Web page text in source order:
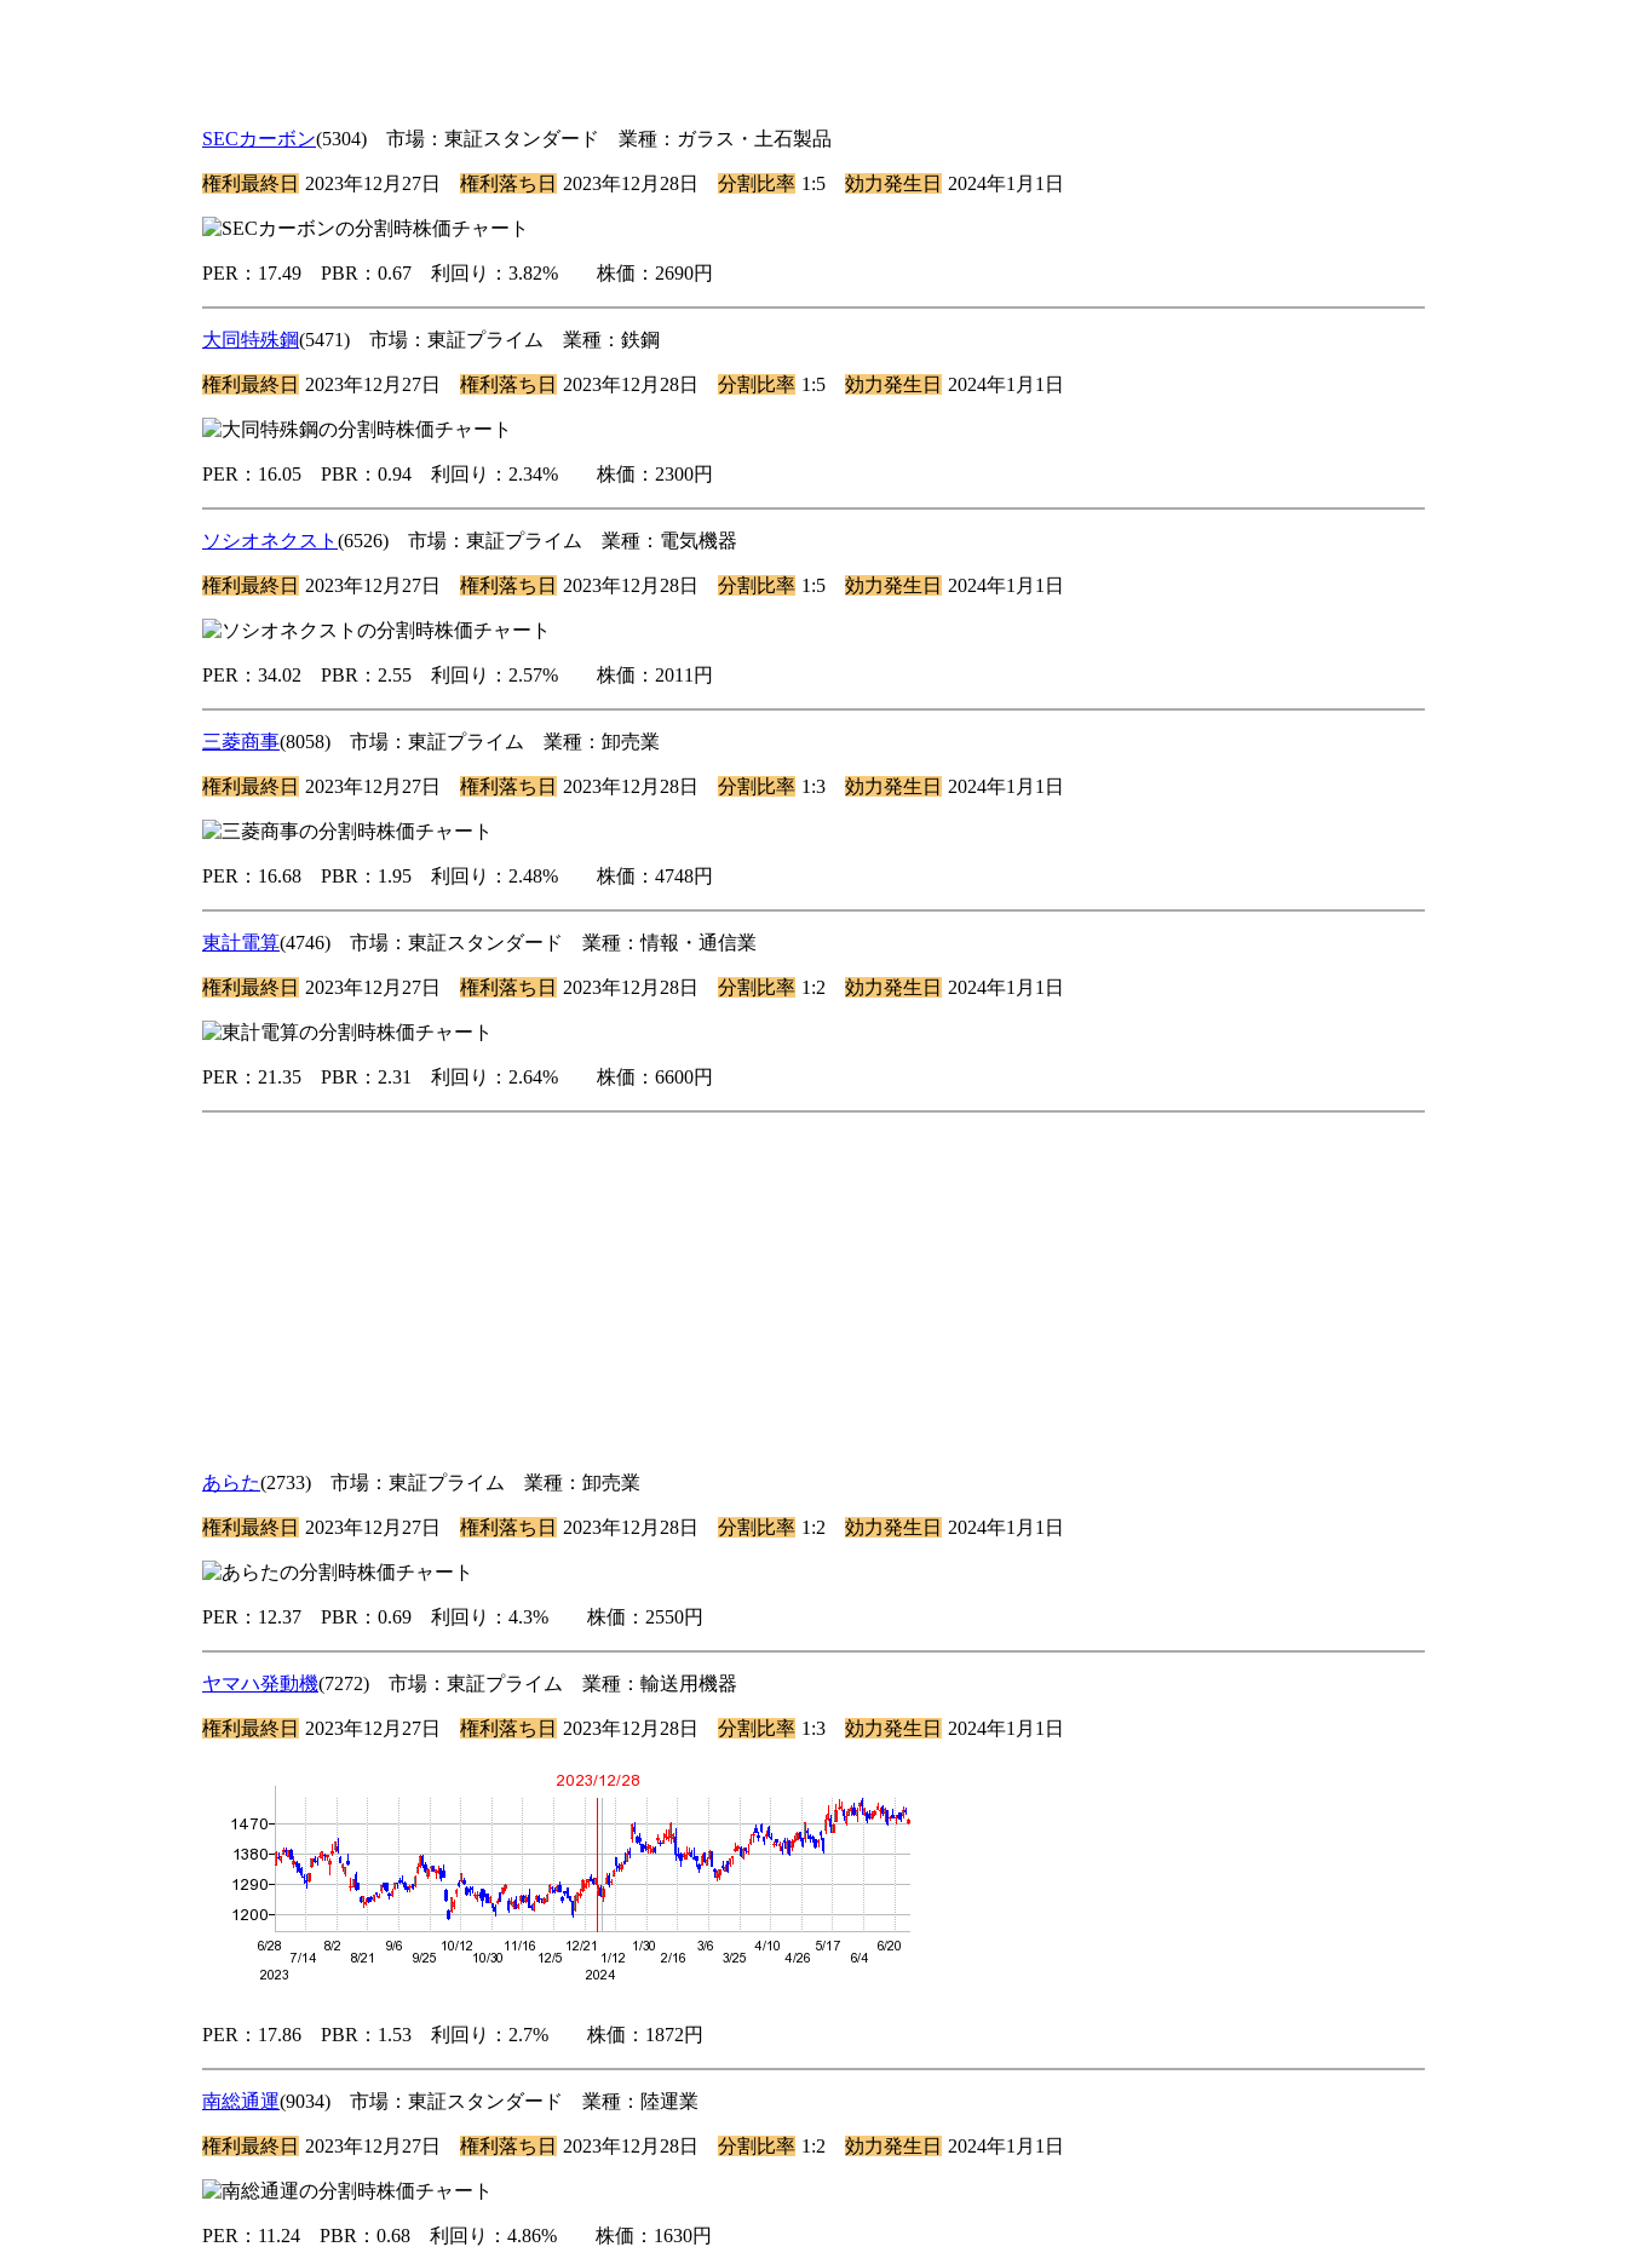
SECカーボン(5304) 市場：東証スタンダード 業種：ガラス・土石製品
権利最終日 2023年12月27日 権利落ち日 2023年12月28日 分割比率 1:5 効力発生日 2024年1月1日
PER：17.49 PBR：0.67 利回り：3.82% 株価：2690円
大同特殊鋼(5471) 市場：東証プライム 業種：鉄鋼
権利最終日 2023年12月27日 権利落ち日 2023年12月28日 分割比率 1:5 効力発生日 2024年1月1日
PER：16.05 PBR：0.94 利回り：2.34% 株価：2300円
ソシオネクスト (6526) 市場：東証プライム 業種：電気機器
権利最終日 2023年12月27日 権利落ち日 2023年12月28日 分割比率 1:5 効力発生日 2024年1月1日
PER：34.02 PBR：2.55 利回り：2.57% 株価：2011円
三菱商事(8058) 市場：東証プライム 業種：卸売業
権利最終日 2023年12月27日 権利落ち日 2023年12月28日 分割比率 1:3 効力発生日 2024年1月1日
PER：16.68 PBR：1.95 利回り：2.48% 株価：4748円
東計電算(4746) 市場：東証スタンダード 業種：情報・通信業
権利最終日 2023年12月27日 権利落ち日 2023年12月28日 分割比率 1:2 効力発生日 2024年1月1日
PER：21.35 PBR：2.31 利回り：2.64% 株価：6600円
あらた(2733) 市場：東証プライム 業種：卸売業
権利最終日 2023年12月27日 権利落ち日 2023年12月28日 分割比率 1:2 効力発生日 2024年1月1日
PER：12.37 PBR：0.69 利回り：4.3% 株価：2550円
ヤマハ発動機(7272) 市場：東証プライム 業種：輸送用機器
権利最終日 2023年12月27日 権利落ち日 2023年12月28日 分割比率 1:3 効力発生日 2024年1月1日
PER：17.86 PBR：1.53 利回り：2.7% 株価：1872円
南総通運(9034) 市場：東証スタンダード 業種：陸運業
権利最終日 2023年12月27日 権利落ち日 2023年12月28日 分割比率 1:2 効力発生日 2024年1月1日
PER：11.24 PBR：0.68 利回り：4.86% 株価：1630円